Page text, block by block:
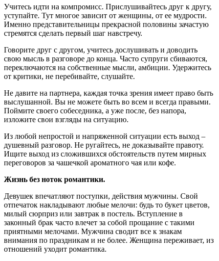
Учитесь идти на компромисс. Прислушивайтесь друг к другу,
уступайте. Тут многое зависит от женщины, от ее мудрости.
Именно представительницы прекрасной половины зачастую
стремятся сделать первый шаг навстречу.
Говорите друг с другом, учитесь дослушивать и доводить
свою мысль в разговоре до конца. Часто супруги сбиваются,
переключаются на собственные мысли, амбиции. Удержитесь
от критики, не перебивайте, слушайте.
Не давите на партнера, каждая точка зрения имеет право быть
выслушанной. Вы не можете быть во всем и всегда правыми.
Поймите своего собеседника, а уже после, без напора,
изложите свои взгляды на ситуацию.
Из любой непростой и напряженной ситуации есть выход –
душевный разговор. Не ругайтесь, не доказывайте правоту.
Ищите выход из сложившихся обстоятельств путем мирных
переговоров за чашечкой ароматного чая или кофе.
Жизнь без ноток романтики.
Девушек впечатляют поступки, действия мужчины. Свой
отпечаток накладывают любые мелочи: будь то букет цветов,
милый сюрприз или завтрак в постель. Вступление в
законный брак часто влечет за собой прощание с такими
приятными мелочами. Мужчина сводит все к знакам
внимания по праздникам и не более. Женщина переживает, из
отношений уходит романтика.